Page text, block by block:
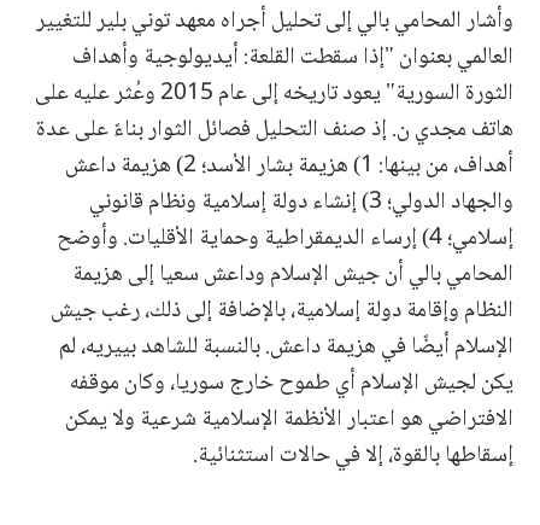
وأشار المحامي بالي إلى تحليل أجراه معهد توني بلير للتغيير
العالمي بعنوان "إذا سقطت القلعة: أيديولوجية وأهداف
الثورة السورية" يعود تاريخه إلى عام 2015 وعُثر عليه على
هاتف مجدي ن. إذ صنف التحليل فصائل الثوار بناءً على عدة
أهداف، من بينها: 1) هزيمة بشار الأسد؛ 2) هزيمة داعش
والجهاد الدولي؛ 3) إنشاء دولة إسلامية ونظام قانوني
إسلامي؛ 4) إرساء الديمقراطية وحماية الأقليات. وأوضح
المحامي بالي أن جيش الإسلام وداعش سعيا إلى هزيمة
النظام وإقامة دولة إسلامية، بالإضافة إلى ذلك، رغب جيش
الإسلام أيضًا في هزيمة داعش. بالنسبة للشاهد بييريه، لم
يكن لجيش الإسلام أي طموح خارج سوريا، وكان موقفه
الافتراضي هو اعتبار الأنظمة الإسلامية شرعية ولا يمكن
إسقاطها بالقوة، إلا في حالات استثنائية.